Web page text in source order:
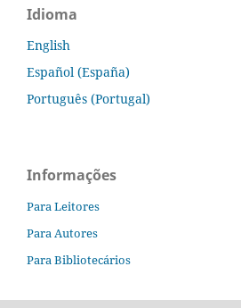
Idioma
English
Español (España)
Português (Portugal)
Informações
Para Leitores
Para Autores
Para Bibliotecários